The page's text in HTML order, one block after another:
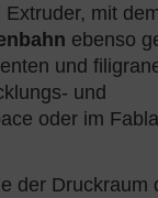
mit
ebenso
und
und
oder im
der Druckraum